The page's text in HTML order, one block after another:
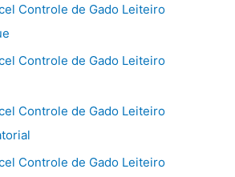
Controle de Gado Leiteiro
Controle de Gado Leiteiro
Controle de Gado Leiteiro
Controle de Gado Leiteiro